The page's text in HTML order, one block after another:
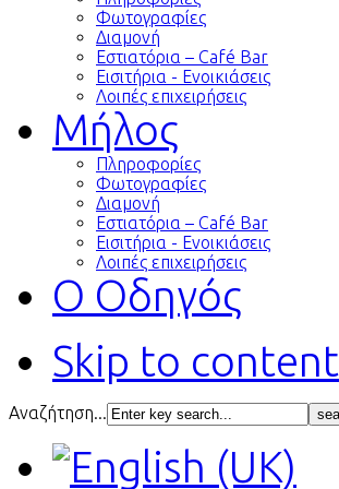
Φωτογραφίες
Διαμονή
Εστιατόρια – Café Bar
Εισιτήρια - Ενοικιάσεις
Λοιπές επιχειρήσεις
Μήλος
Πληροφορίες
Φωτογραφίες
Διαμονή
Εστιατόρια – Café Bar
Εισιτήρια - Ενοικιάσεις
Λοιπές επιχειρήσεις
Ο Οδηγός
Skip to content
Αναζήτηση...